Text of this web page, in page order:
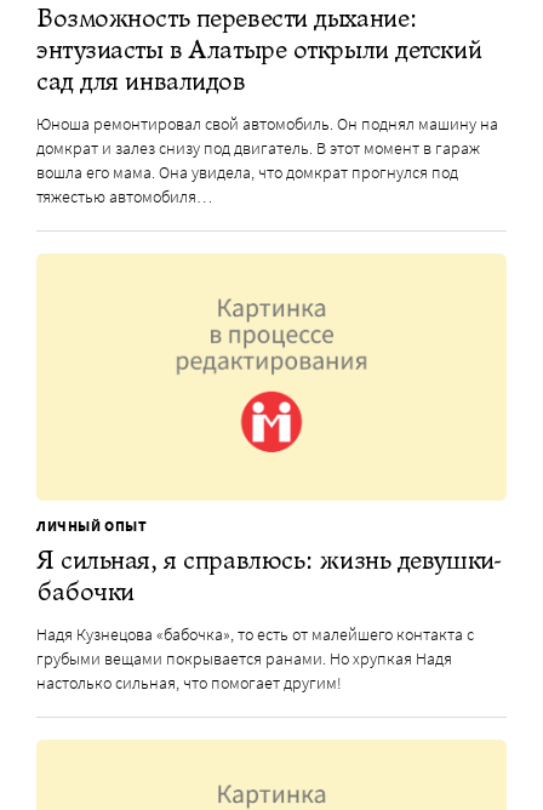
Возможность перевести дыхание:
энтузиасты в Алатыре открыли детский
сад для инвалидов
Юноша ремонтировал свой автомобиль. Он поднял машину на
домкрат и залез снизу под двигатель. В этот момент в гараж
вошла его мама. Она увидела, что домкрат прогнулся под
тяжестью автомобиля…
ЛИЧНЫЙ ОПЫТ
Я сильная, я справлюсь: жизнь девушки-
бабочки
Надя Кузнецова «бабочка», то есть от малейшего контакта с
грубыми вещами покрывается ранами. Но хрупкая Надя
настолько сильная, что помогает другим!